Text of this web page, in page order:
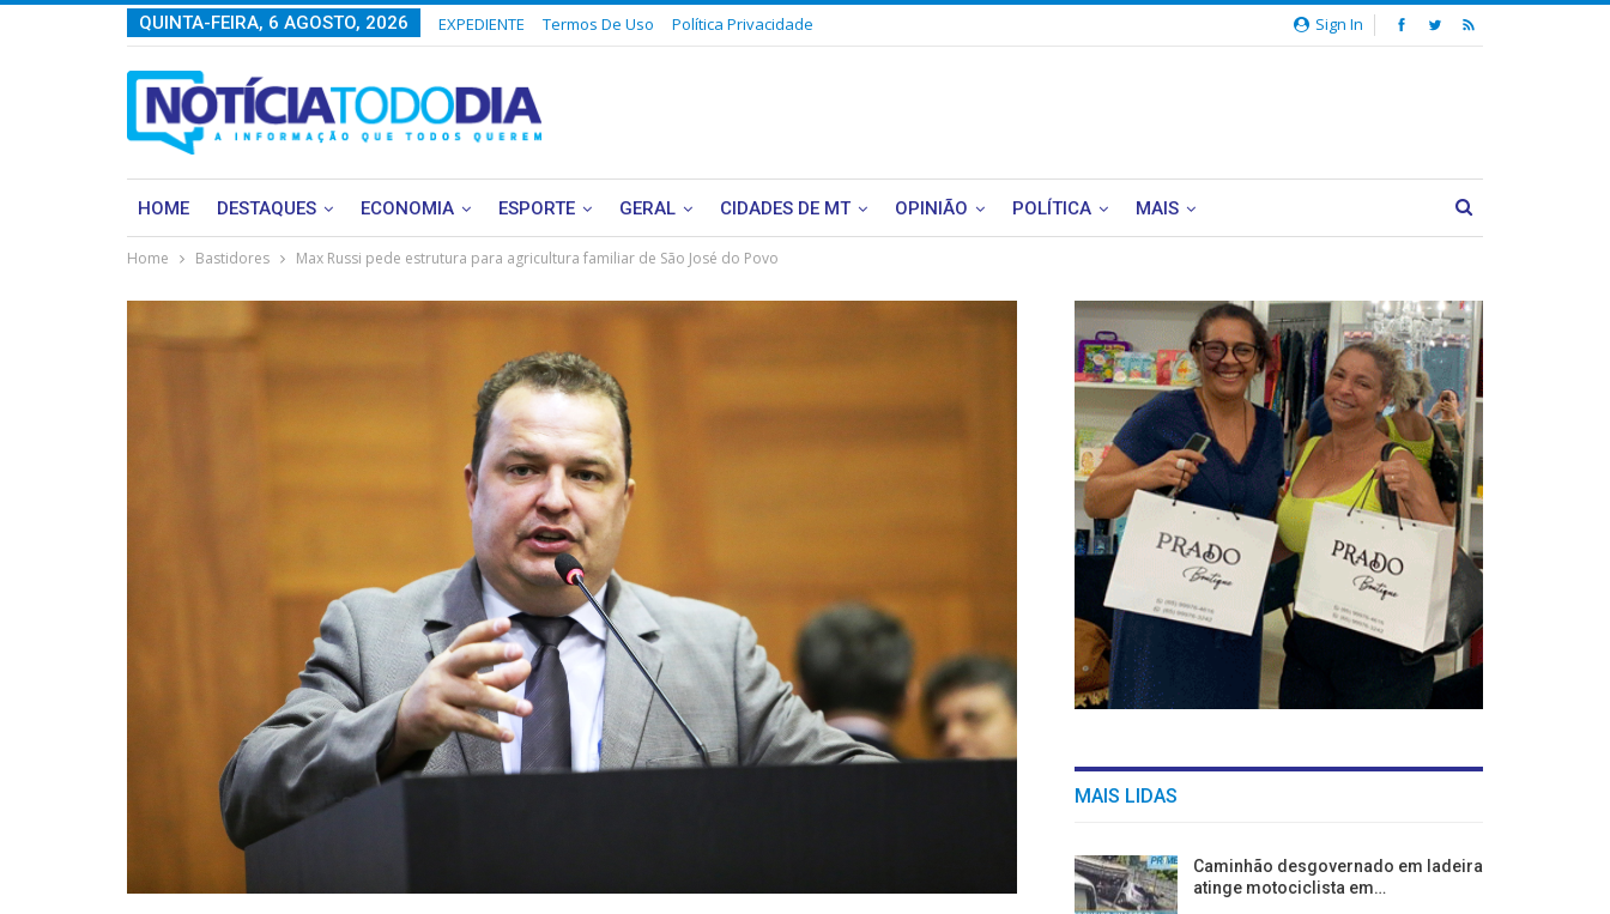
Sign In
QUINTA-FEIRA, 6 AGOSTO, 2026 EXPEDIENTE Termos De Uso Política Privacidade
HOME DESTAQUES ECONOMIA ESPORTE GERAL CIDADES DE MT OPINIÃO POLÍTICA MAIS
Home Bastidores Max Russi pede estrutura para agricultura familiar de São José do Povo
MAIS LIDAS
Caminhão desgovernado em ladeira
atinge motociclista em…